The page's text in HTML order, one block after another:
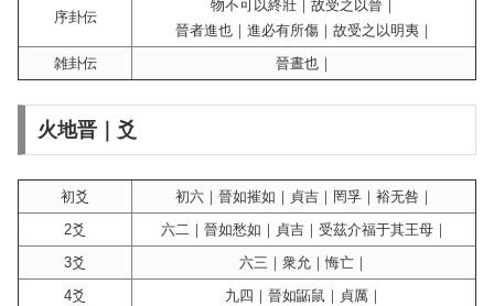
序卦伝
物不可以終壯｜故受之以晉｜
晉者進也｜進必有所傷｜故受之以明夷｜
雑卦伝
晉晝也｜
火地晋｜爻
初爻
初六｜晉如摧如｜貞吉｜罔孚｜裕无咎｜
2爻
六二｜晉如愁如｜貞吉｜受茲介福于其王母｜
3爻
六三｜衆允｜悔亡｜
4爻
九四｜晉如鼫鼠｜貞厲｜